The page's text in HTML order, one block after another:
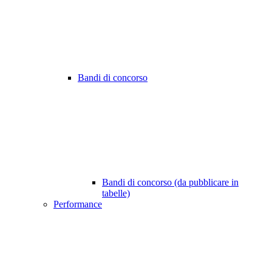
Bandi di concorso
Bandi di concorso (da pubblicare in
tabelle)
Performance